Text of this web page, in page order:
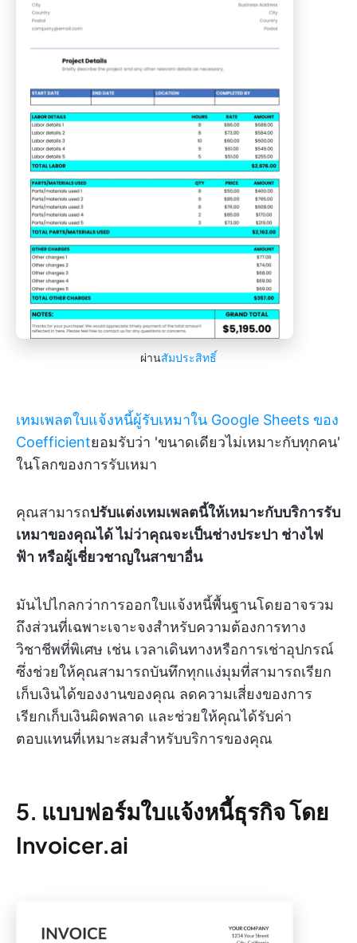
ผ่านสัมประสิทธิ์
เทมเพลตใบแจ้งหนี้ผู้รับเหมาใน Google Sheets ของ
Coefficientยอมรับว่า 'ขนาดเดียวไม่เหมาะกับทุกคน'
ในโลกของการรับเหมา
คุณสามารถปรับแต่งเทมเพลตนี้ให้เหมาะกับบริการรับ
เหมาของคุณได้ ไม่ว่าคุณจะเป็นช่างประปา ช่างไฟ
ฟ้า หรือผู้เชี่ยวชาญในสาขาอื่น
มันไปไกลกว่าการออกใบแจ้งหนี้พื้นฐานโดยอาจรวม
ถึงส่วนที่เฉพาะเจาะจงสำหรับความต้องการทาง
วิชาชีพที่พิเศษ เช่น เวลาเดินทางหรือการเช่าอุปกรณ์
ซึ่งช่วยให้คุณสามารถบันทึกทุกแง่มุมที่สามารถเรียก
เก็บเงินได้ของงานของคุณ ลดความเสี่ยงของการ
เรียกเก็บเงินผิดพลาด และช่วยให้คุณได้รับค่า
ตอบแทนที่เหมาะสมสำหรับบริการของคุณ
5. แบบฟอร์มใบแจ้งหนี้ธุรกิจ โดย
Invoicer.ai